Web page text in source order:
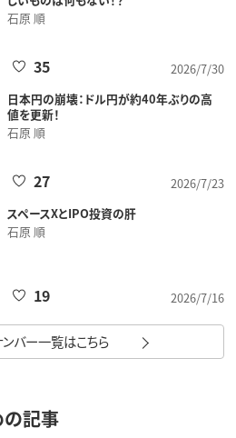
石原 順
2026/7/30
35
日本円の崩壊：ドル円が約40年ぶりの高
値を更新！
石原 順
2026/7/23
27
スペースXとIPO投資の肝
石原 順
2026/7/16
19
ンバー一覧はこちら
の記事